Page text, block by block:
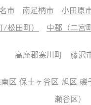
市 南足柄市 小田原
松田町）
中郡（二宮
高座郡寒川町 藤沢
区 保土ヶ谷区 旭区
瀬谷区）